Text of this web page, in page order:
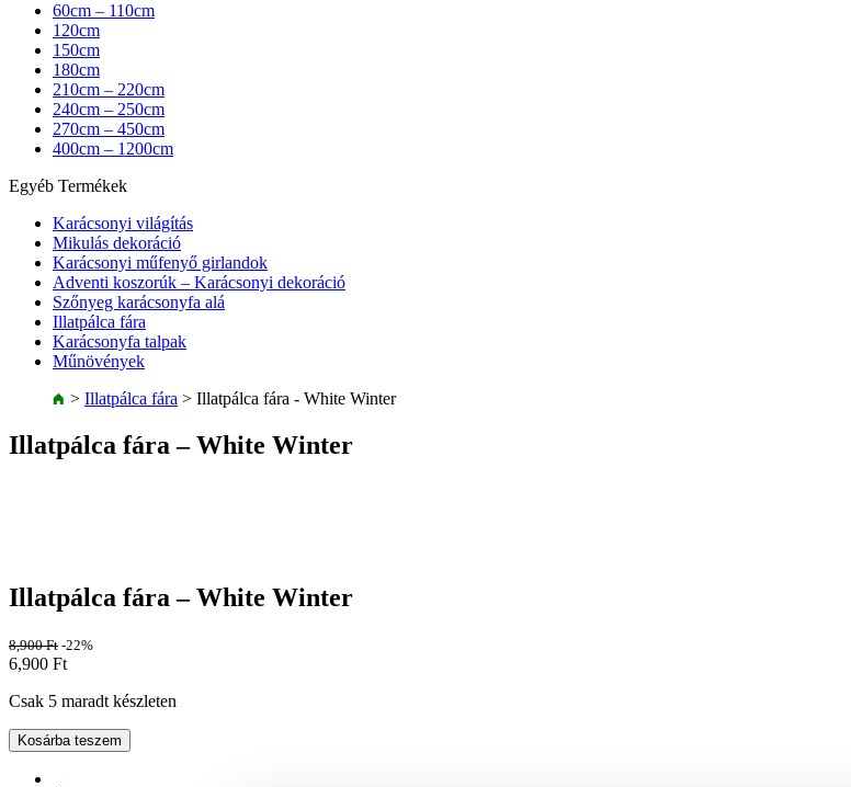
60cm – 110cm
120cm
150cm
180cm
210cm – 220cm
240cm – 250cm
270cm – 450cm
400cm – 1200cm
Egyéb Termékek
Karácsonyi világítás
Mikulás dekoráció
Karácsonyi műfenyő girlandok
Adventi koszorúk – Karácsonyi dekoráció
Szőnyeg karácsonyfa alá
Illatpálca fára
Karácsonyfa talpak
Műnövények
> Illatpálca fára > Illatpálca fára - White Winter
Illatpálca fára – White Winter
Illatpálca fára – White Winter
8,900Ft -22%
6,900 Ft
Csak 5 maradt készleten
Kosárba teszem